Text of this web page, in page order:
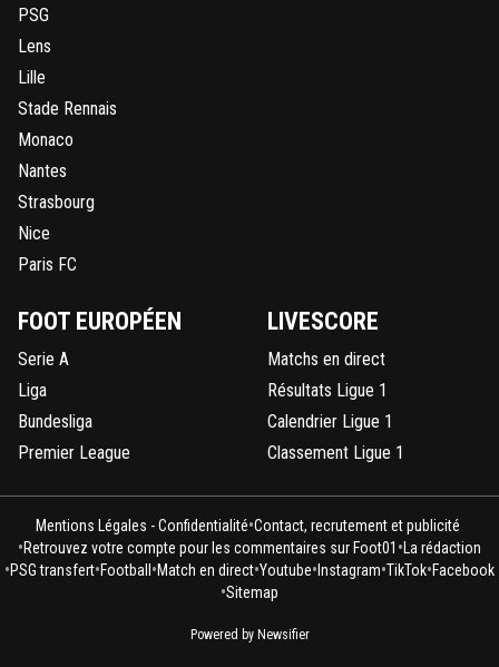
PSG
Lens
Lille
Stade Rennais
Monaco
Nantes
Strasbourg
Nice
Paris FC
FOOT EUROPÉEN
Serie A
Liga
Bundesliga
Premier League
LIVESCORE
Matchs en direct
Résultats Ligue 1
Calendrier Ligue 1
Classement Ligue 1
Mentions Légales - Confidentialité•Contact, recrutement et publicité
•Retrouvez votre compte pour les commentaires sur Foot01 • La rédaction
•PSG transfert•Football •Match en direct•Youtube• Instagram•TikTok•Facebook
•Sitemap
Powered by Newsifier